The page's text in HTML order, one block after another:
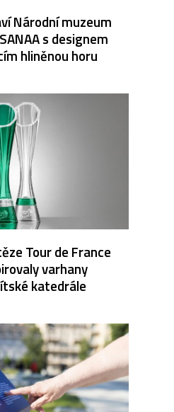
Národní muzeum
s designem
hliněnou horu
Tour de France
varhany
katedrále